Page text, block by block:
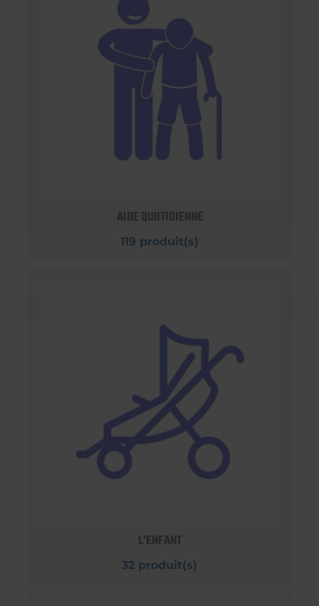
AIDE QUOTIDIENNE
119 produit(s)
L'ENFANT
32 produit(s)